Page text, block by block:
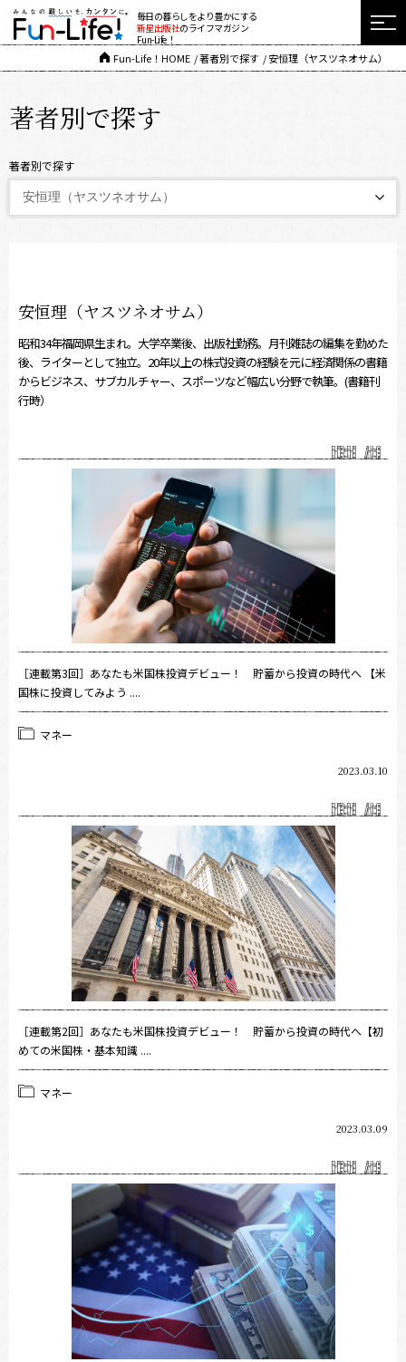
毎日の暮らしをより豊かにする
新星出版社のライフマガジン
Fun-Life！
Fun-Life！HOME 著者別で探す 安恒理（ヤスツネオサム）
著者別で探す
著者別で探す
安恒理（ヤスツネオサム）
昭和34年福岡県生まれ。大学卒業後、出版社勤務。月刊雑誌の編集を勤めた
後、ライターとして独立。20年以上の株式投資の経験を元に経済関係の書籍
からビジネス、サブカルチャー、スポーツなど幅広い分野で執筆。(書籍刊
行時）
［連載第3回］あなたも米国株投資デビュー！ 貯蓄から投資の時代へ 【米
国株に投資してみよう ....
マネー
2023.03.10
［連載第2回］あなたも米国株投資デビュー！ 貯蓄から投資の時代へ【初
めての米国株・基本知識 ....
マネー
2023.03.09